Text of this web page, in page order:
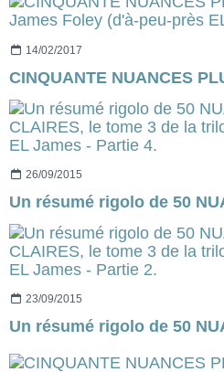
14/02/2017
26/09/2015
23/09/2015